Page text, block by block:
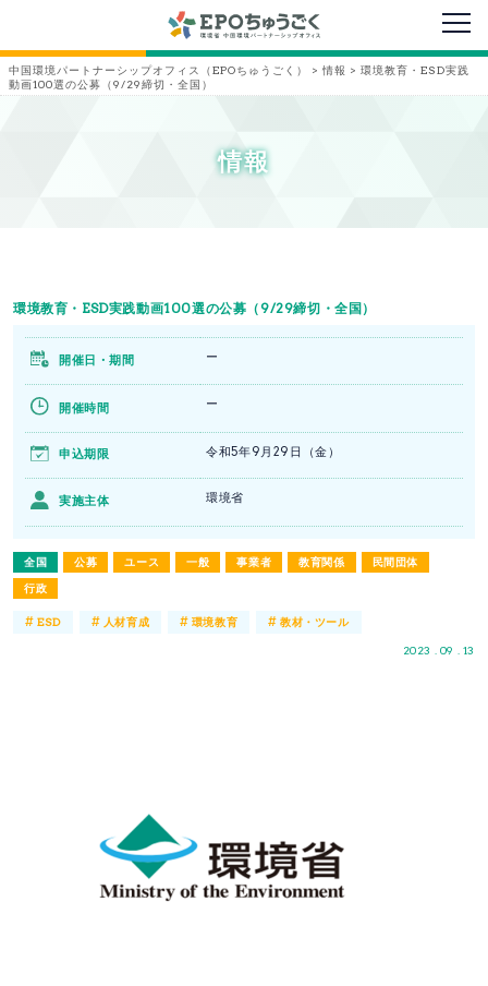
メニ
中国環境パートナーシップオフィス（EPOちゅうごく） > 情報 > 環境教育・ESD実践
動画100選の公募（9/29締切・全国）
情報
環境教育・ESD実践動画100選の公募（9/29締切・全国）
全国 公募 ユース 一般 事業者 教育関係
民間団体
行政
2023 . 09 . 13
開催日・期間 ー
開催時間 ー
申込期限 令和5年9月29日（金）
実施主体 環境省
#ESD # 人材育成 # 環境教育 # 教材・ツール